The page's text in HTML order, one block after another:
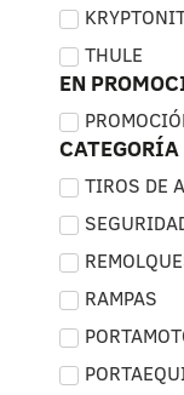
THULE
EN
CATEGORÍA
TIROS DE
RAMPAS